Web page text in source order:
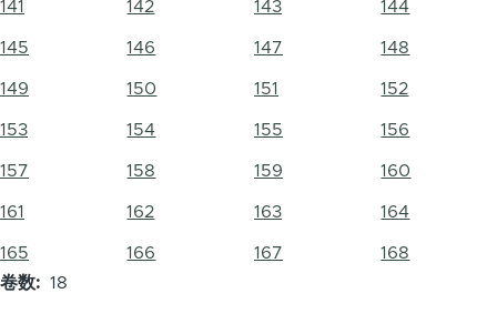
141 142 143 144
145 146 147 148
149 150 151 152
153 154 155 156
157 158 159 160
161 162 163 164
165 166 167
168
卷数
18